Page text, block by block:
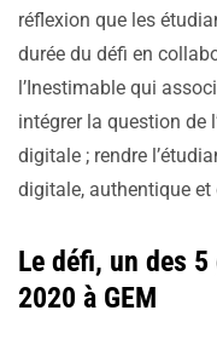
réflexion que les
durée du défi en
l’Inestimable qui
intégrer la question de
digitale ; rendre
digitale, authentique
Le défi, un des
2020 à GEM